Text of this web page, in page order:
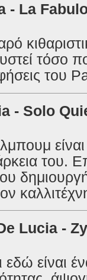
- La
τόσο
του
- Solo
του.
Lucia -
είναι